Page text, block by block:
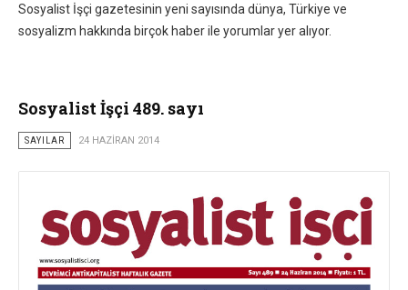
Sosyalist İşçi gazetesinin yeni sayısında dünya, Türkiye ve
sosyalizm hakkında birçok haber ile yorumlar yer alıyor.
Sosyalist İşçi 489. sayı
SAYILAR 24 HAZIRAN 2014